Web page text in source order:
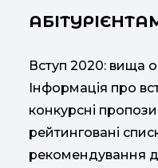
Вступ 2020: вища
Інформація про
конкурсні
рейтинговані
рекомендування